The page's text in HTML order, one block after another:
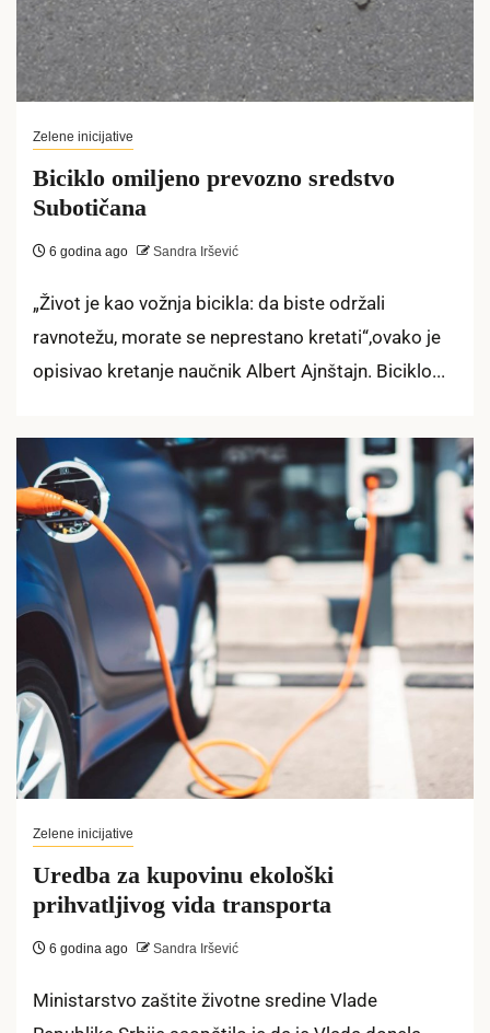
Zelene inicijative
Biciklo omiljeno prevozno sredstvo
Subotičana
6 godina ago Sandra Iršević
„Život je kao vožnja bicikla: da biste održali
ravnotežu, morate se neprestano kretati“,ovako je
opisivao kretanje naučnik Albert Ajnštajn. Biciklo...
Zelene inicijative
Uredba za kupovinu ekološki
prihvatljivog vida transporta
6 godina ago Sandra Iršević
Ministarstvo zaštite životne sredine Vlade